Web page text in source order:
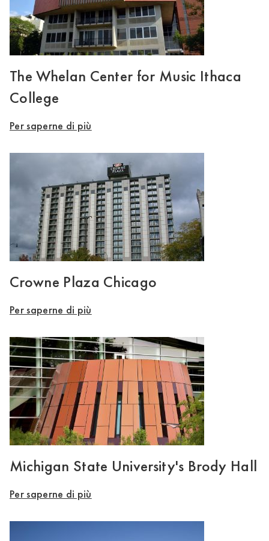
The Whelan Center for Music Ithaca
College
Per saperne di più
Crowne Plaza Chicago
Per saperne di più
Michigan State University's Brody Hall
Per saperne di più